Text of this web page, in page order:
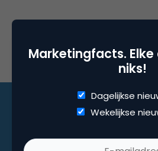
Marketingfacts. Elke
niks!
Dagelijkse
Wekelijkse
Marketingfacts. Elke